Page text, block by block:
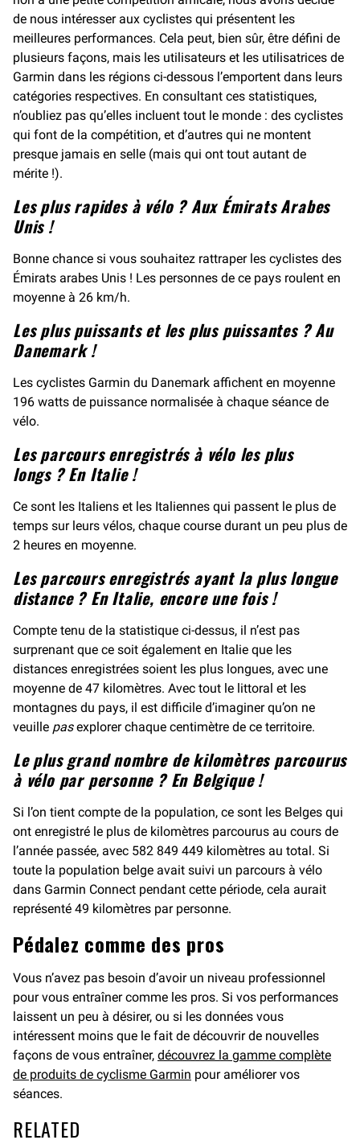
de nous intéresser aux cyclistes qui présentent les
meilleures performances. Cela peut, bien sûr, être défini de
plusieurs façons, mais les utilisateurs et les utilisatrices de
Garmin dans les régions ci-dessous l’emportent dans leurs
catégories respectives. En consultant ces statistiques,
n’oubliez pas qu’elles incluent tout le monde : des cyclistes
qui font de la compétition, et d’autres qui ne montent
presque jamais en selle (mais qui ont tout autant de
mérite !).
Les plus rapides à vélo ? Aux Émirats Arabes
Unis !
Bonne chance si vous souhaitez rattraper les cyclistes des
Émirats arabes Unis ! Les personnes de ce pays roulent en
moyenne à 26 km/h.
Les plus puissants et les plus puissantes ? Au
Danemark !
Les cyclistes Garmin du Danemark affichent en moyenne
196 watts de puissance normalisée à chaque séance de
vélo.
Les parcours enregistrés à vélo les plus
longs ? En Italie !
Ce sont les Italiens et les Italiennes qui passent le plus de
temps sur leurs vélos, chaque course durant un peu plus de
2 heures en moyenne.
Les parcours enregistrés ayant la plus longue
distance ? En Italie, encore une fois !
Compte tenu de la statistique ci-dessus, il n’est pas
surprenant que ce soit également en Italie que les
distances enregistrées soient les plus longues, avec une
moyenne de 47 kilomètres. Avec tout le littoral et les
montagnes du pays, il est difficile d’imaginer qu’on ne
veuille pasexplorer chaque centimètre de ce territoire.
Le plus grand nombre de kilomètres parcourus
à vélo par personne ? En Belgique !
Si l’on tient compte de la population, ce sont les Belges qui
ont enregistré le plus de kilomètres parcourus au cours de
l’année passée, avec 582 849 449 kilomètres au total. Si
toute la population belge avait suivi un parcours à vélo
dans Garmin Connect pendant cette période, cela aurait
représenté 49 kilomètres par personne.
Pédalez comme des pros
Vous n’avez pas besoin d’avoir un niveau professionnel
pour vous entraîner comme les pros. Si vos performances
laissent un peu à désirer, ou si les données vous
intéressent moins que le fait de découvrir de nouvelles
façons de vous entraîner, découvrez la gamme complète
de produits de cyclisme Garmin pour améliorer vos
séances.
RELATED